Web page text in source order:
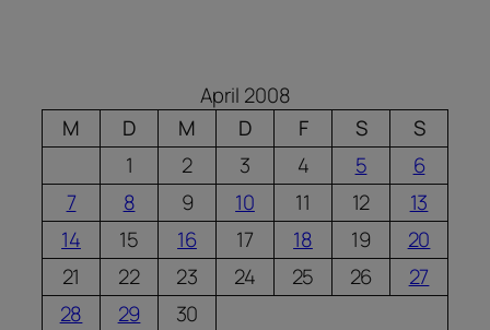
April 2008
M
D M D F S
S
1
2 3 4 5
6
7
8 9 10 11 12
13
14
15 16 17 18 19
20
21
22 23 24 25 26
27
28
29
30